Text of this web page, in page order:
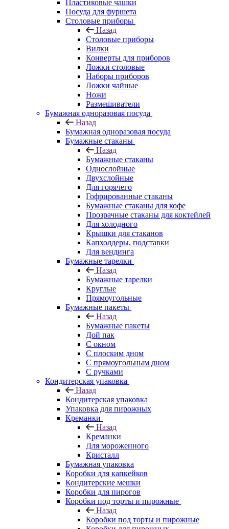
Пластиковые чашки
Посуда для фуршета
Столовые приборы
Назад
Столовые приборы
Вилки
Конверты для приборов
Ложки столовые
Наборы приборов
Ложки чайные
Ножи
Размешиватели
Бумажная одноразовая посуда
Назад
Бумажная одноразовая посуда
Бумажные стаканы
Назад
Бумажные стаканы
Однослойные
Двухслойные
Для горячего
Гофрированные стаканы
Бумажные стаканы для кофе
Прозрачные стаканы для коктейлей
Для холодного
Крышки для стаканов
Капхолдеры, подставки
Для вендинга
Бумажные тарелки
Назад
Бумажные тарелки
Круглые
Прямоугольные
Бумажные пакеты
Назад
Бумажные пакеты
Дой пак
С окном
С плоским дном
С прямоугольным дном
С ручками
Кондитерская упаковка
Назад
Кондитерская упаковка
Упаковка для пирожных
Креманки
Назад
Креманки
Для мороженного
Кристалл
Бумажная упаковка
Коробки для капкейков
Кондитерские мешки
Коробки для пирогов
Коробки под торты и пирожные
Назад
Коробки под торты и пирожные